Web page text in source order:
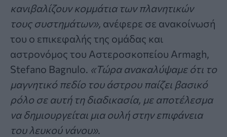
κανιβαλίζουν κομμάτια των πλανητικών
τους συστημάτων», ανέφερε σε ανακοίνωσή
του ο επικεφαλής της ομάδας και
αστρονόμος του Αστεροσκοπείου Armagh,
Stefano Bagnulo. «Τώρα ανακαλύψαμε ότι το
μαγνητικό πεδίο του άστρου παίζει βασικό
ρόλο σε αυτή τη διαδικασία, με αποτέλεσμα
να δημιουργείται μια ουλή στην επιφάνεια
του λευκού νάνου».